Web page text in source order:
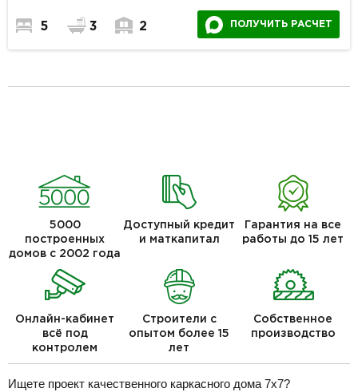
5 3 2 ПОЛУЧИТЬ РАСЧЕТ
5000
построенных
домов с 2002 года
Доступный кредит
и маткапитал
Гарантия на все
работы до 15 лет
Онлайн-кабинет
всё под
контролем
Строители с
опытом более 15
лет
Собственное
производство
Ищете проект качественного каркасного дома 7х7?